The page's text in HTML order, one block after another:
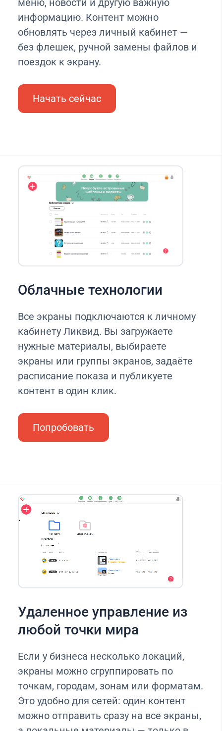
меню, новости и другую важную
информацию. Контент можно
обновлять через личный кабинет —
без флешек, ручной замены файлов и
поездок к экрану.
Начать сейчас
Облачные технологии
Все экраны подключаются к личному
кабинету Ликвид. Вы загружаете
нужные материалы, выбираете
экраны или группы экранов, задаёте
расписание показа и публикуете
контент в один клик.
Попробовать
Удаленное управление из
любой точки мира
Если у бизнеса несколько локаций,
экраны можно сгруппировать по
точкам, городам, зонам или форматам.
Это удобно для сетей: один контент
можно отправить сразу на все экраны,